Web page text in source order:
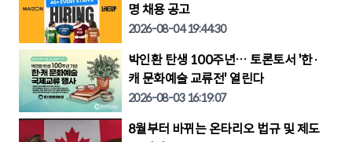
명 채용 공고
2026-08-04 19:44:30
박인환 탄생 100주년… 토론토서 '한·
캐 문화예술 교류전' 열린다
2026-08-03 16:19:07
8월부터 바뀌는 온타리오 법규 및 제도